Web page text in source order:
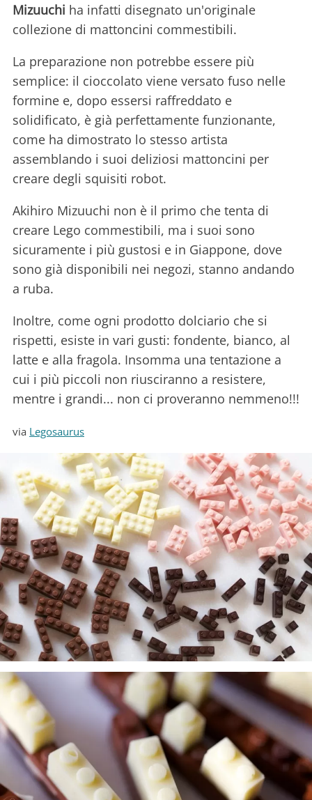
Mizuuchi ha infatti disegnato un'originale
collezione di mattoncini commestibili.
La preparazione non potrebbe essere più
semplice: il cioccolato viene versato fuso nelle
formine e, dopo essersi raffreddato e
solidificato, è già perfettamente funzionante,
come ha dimostrato lo stesso artista
assemblando i suoi deliziosi mattoncini per
creare degli squisiti robot.
Akihiro Mizuuchi non è il primo che tenta di
creare Lego commestibili, ma i suoi sono
sicuramente i più gustosi e in Giappone, dove
sono già disponibili nei negozi, stanno andando
a ruba.
Inoltre, come ogni prodotto dolciario che si
rispetti, esiste in vari gusti: fondente, bianco, al
latte e alla fragola. Insomma una tentazione a
cui i più piccoli non riusciranno a resistere,
mentre i grandi... non ci proveranno nemmeno!!!
via Legosaurus